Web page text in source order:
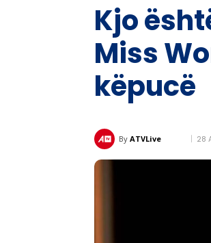
Kjo
Miss
këpucë
By ATVLive 28